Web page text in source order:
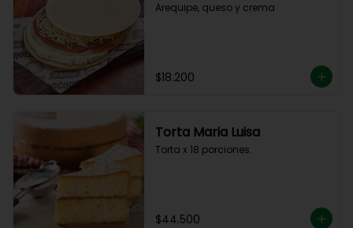
Arequipe, queso y crema
$18.200
Torta Maria Luisa
Torta x 18 porciones.
$44.500